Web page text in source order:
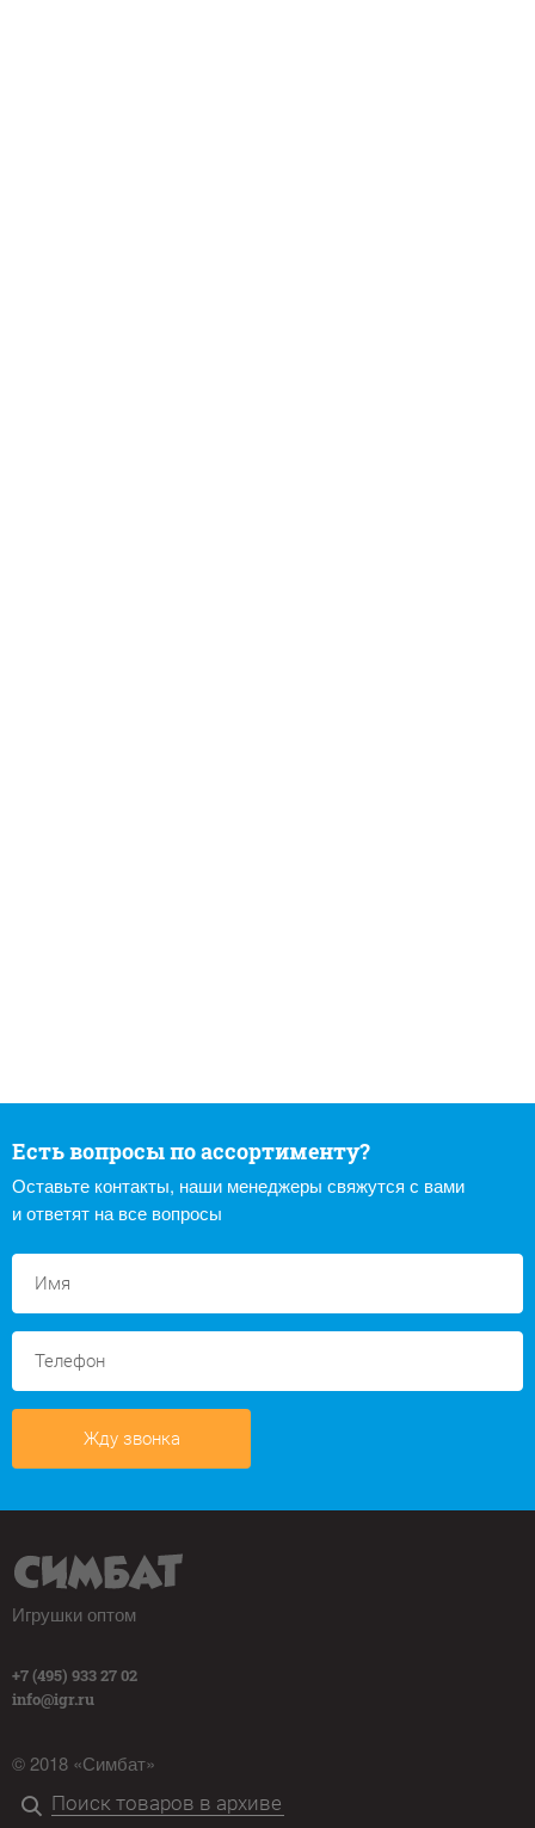
Есть вопросы по ассортименту?
Оставьте контакты, наши менеджеры свяжутся с вами
и ответят на все вопросы
Жду звонка
Игрушки оптом
+7 (495) 933 27 02
info@igr.ru
© 2018 «Симбат»